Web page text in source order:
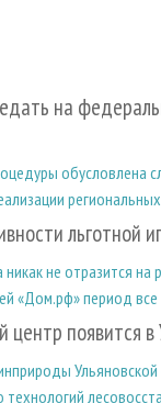
на
обусловлена
льготной
не отразится
«Дом.рф» период
появится в
технологий